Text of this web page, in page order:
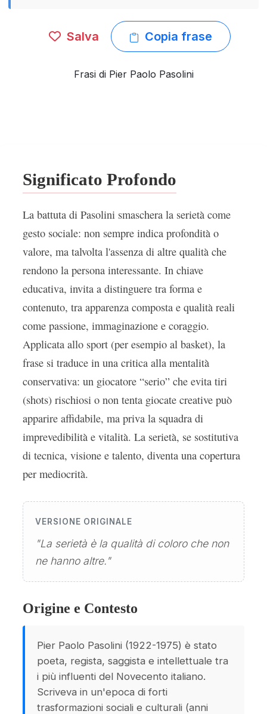
Salva Copia frase
Frasi di Pier Paolo Pasolini
Significato Profondo
La battuta di Pasolini smaschera la serietà come
gesto sociale: non sempre indica profondità o
valore, ma talvolta l'assenza di altre qualità che
rendono la persona interessante. In chiave
educativa, invita a distinguere tra forma e
contenuto, tra apparenza composta e qualità reali
come passione, immaginazione e coraggio.
Applicata allo sport (per esempio al basket), la
frase si traduce in una critica alla mentalità
conservativa: un giocatore “serio” che evita tiri
(shots) rischiosi o non tenta giocate creative può
apparire affidabile, ma priva la squadra di
imprevedibilità e vitalità. La serietà, se sostitutiva
di tecnica, visione e talento, diventa una copertura
per mediocrità.
VERSIONE ORIGINALE
"La serietà è la qualità di coloro che non
ne hanno altre."
Origine e Contesto
Pier Paolo Pasolini (1922-1975) è stato
poeta, regista, saggista e intellettuale tra
i più influenti del Novecento italiano.
Scriveva in un'epoca di forti
trasformazioni sociali e culturali (anni